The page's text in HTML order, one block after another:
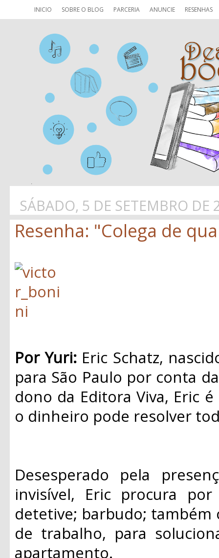
INICIO SOBRE O BLOG PARCERIA ANUNCIE RESENHAS
SÁBADO, 5 DE SETEMBRO DE
Resenha: "Colega de
Por Yuri: Eric Schatz,
para São Paulo por conta
dono da Editora Viva, Eric
o dinheiro pode resolver
Desesperado pela
invisível, Eric procura
detetive; barbudo;
de trabalho, para
apartamento.